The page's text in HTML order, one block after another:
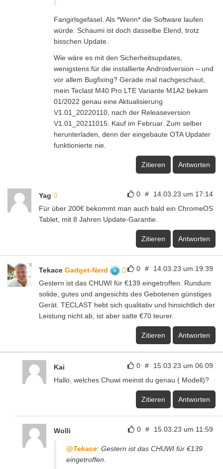
Fangirlsgefasel. Als *Wenn* die Software laufen
würde. Schaumi ist doch dasselbe Elend, trotz
bisschen Update.
Wie wäre es mit den Sicherheitsupdates,
wenigstens für die installierte Androidversion – und
vor allem Bugfixing? Gerade mal nachgeschaut,
mein Teclast M40 Pro LTE Variante M1A2 bekam
01/2022 genau eine Aktualisierung
V1.01_20220110, nach der Releaseversion
V1.01_20211015. Kauf im Februar. Zum selber
herunterladen, denn der eingebaute OTA Updater
funktionierte nie.
Zitieren Antworten
0 # 14.03.23 um 17:14
Yag
Für über 200€ bekommt man auch bald ein ChromeOS
Tablet, mit 8 Jahren Update-Garantie.
Zitieren Antworten
0 # 14.03.23 um 19:39
Tekace Gadget-Nerd
Gestern ist das CHUWI für €139 eingetroffen. Rundum
solide, gutes und angesichts des Gebotenen günstiges
Gerät. TECLAST hebt sich qualitativ und hinsichtlich der
Leistung nicht ab, ist aber satte €70 teurer.
Zitieren Antworten
0 # 15.03.23 um 06:09
Kai
Hallo, welches Chuwi meinst du genau ( Modell)?
Zitieren Antworten
0 # 15.03.23 um 11:59
Wolli
@Tekace: Gestern ist das CHUWI für €139
eingetroffen.